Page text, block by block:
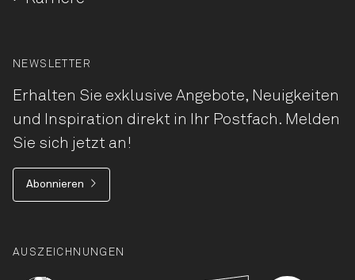
NEWSLETTER
Erhalten Sie exklusive Angebote, Neuigkeiten
und Inspiration direkt in Ihr Postfach. Melden
Sie sich jetzt an!
Abonnieren
AUSZEICHNUNGEN